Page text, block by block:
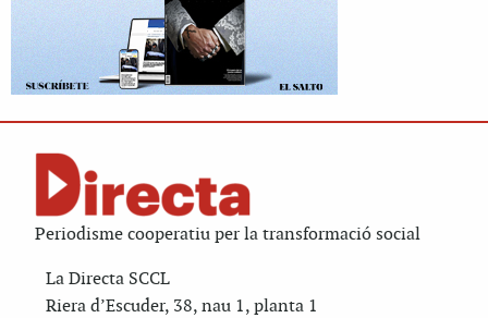
Periodisme cooperatiu per la transformació social
La Directa SCCL
Riera d’Escuder, 38, nau 1, planta 1